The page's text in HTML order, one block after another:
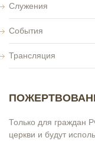
Служения
События
Трансляция
Только для граждан
церкви и будут